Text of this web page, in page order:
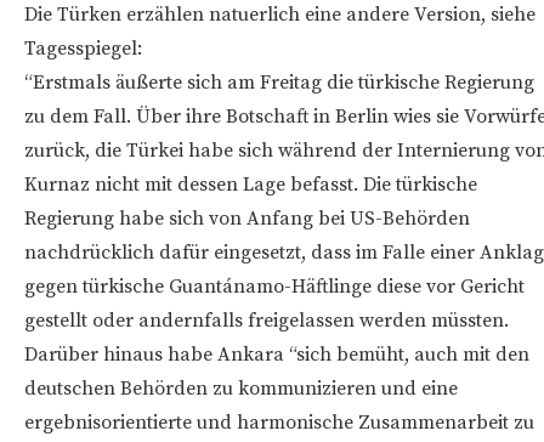
Die Türken erzählen natuerlich eine andere Version, siehe
Tagesspiegel:
“Erstmals äußerte sich am Freitag die türkische Regierung
zu dem Fall. Über ihre Botschaft in Berlin wies sie
zurück, die Türkei habe sich während der Internierung
Kurnaz nicht mit dessen Lage befasst. Die türkische
Regierung habe sich von Anfang bei US-Behörden
nachdrücklich dafür eingesetzt, dass im Falle einer
gegen türkische Guantánamo-Häftlinge diese vor Gericht
gestellt oder andernfalls freigelassen werden müssten.
Darüber hinaus habe Ankara “sich bemüht, auch mit den
deutschen Behörden zu kommunizieren und eine
ergebnisorientierte und harmonische Zusammenarbeit zu